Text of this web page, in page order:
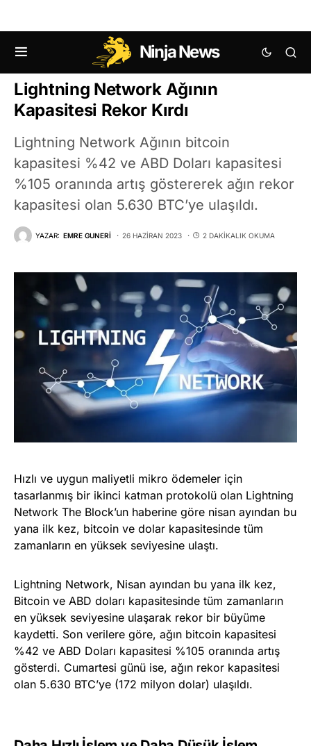
Ninja News
KRIPTO HABERLERI
Lightning Network Ağının
Kapasitesi Rekor Kırdı
Lightning Network Ağının bitcoin
kapasitesi %42 ve ABD Doları kapasitesi
%105 oranında artış göstererek ağın rekor
kapasitesi olan 5.630 BTC’ye ulaşıldı.
YAZAR: EMRE GUNERI 26 HAZIRAN 2023 2 DAKIKALIK OKUMA
Hızlı ve uygun maliyetli mikro ödemeler için
tasarlanmış bir ikinci katman protokolü olan Lightning
Network The Block’un haberine göre nisan ayından bu
yana ilk kez, bitcoin ve dolar kapasitesinde tüm
zamanların en yüksek seviyesine ulaştı.
Lightning Network, Nisan ayından bu yana ilk kez,
Bitcoin ve ABD doları kapasitesinde tüm zamanların
en yüksek seviyesine ulaşarak rekor bir büyüme
kaydetti. Son verilere göre, ağın bitcoin kapasitesi
%42 ve ABD Doları kapasitesi %105 oranında artış
gösterdi. Cumartesi günü ise, ağın rekor kapasitesi
olan 5.630 BTC’ye (172 milyon dolar) ulaşıldı.